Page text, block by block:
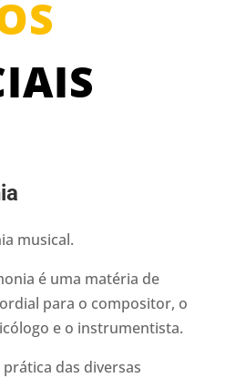
musical.
é uma matéria de
para o compositor, o
e o instrumentista.
das diversas